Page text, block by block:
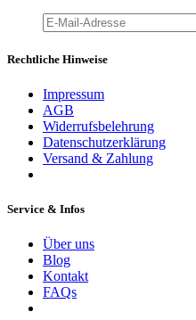
Rechtliche Hinweise
Impressum
AGB
Widerrufsbelehrung
Datenschutzerklärung
Versand & Zahlung
Service & Infos
Über uns
Blog
Kontakt
FAQs